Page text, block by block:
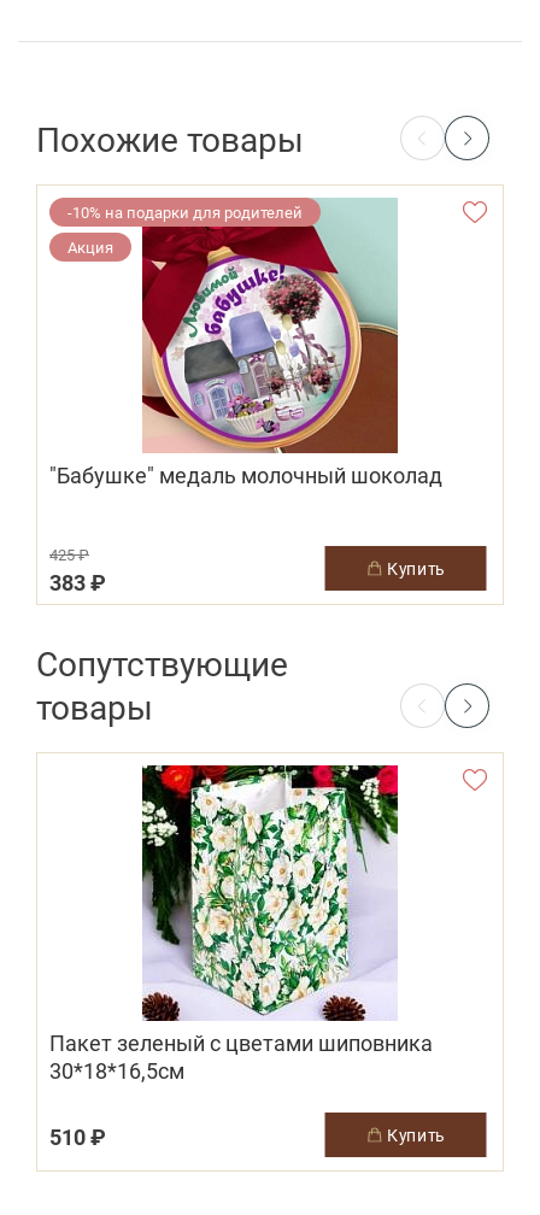
Похожие товары
-10% на подарки для родителей
Акция
"Бабушке" медаль молочный шоколад
425 ₽
383 ₽
купить
Сопутствующие
товары
Пакет зеленый с цветами шиповника
30*18*16,5см
510 ₽ купить